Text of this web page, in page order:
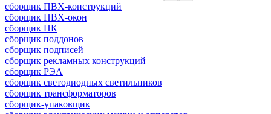
сборщик ПВХ-конструкций
сборщик ПВХ-окон
сборщик ПК
сборщик поддонов
сборщик подписей
сборщик рекламных конструкций
сборщик РЭА
сборщик светодиодных светильников
сборщик трансформаторов
сборщик-упаковщик